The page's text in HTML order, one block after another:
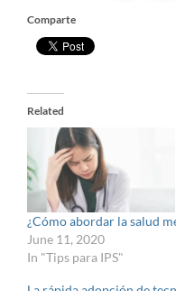
Comparte
Related
¿Cómo abordar la salud
June 11, 2020
In "Tips para IPS"